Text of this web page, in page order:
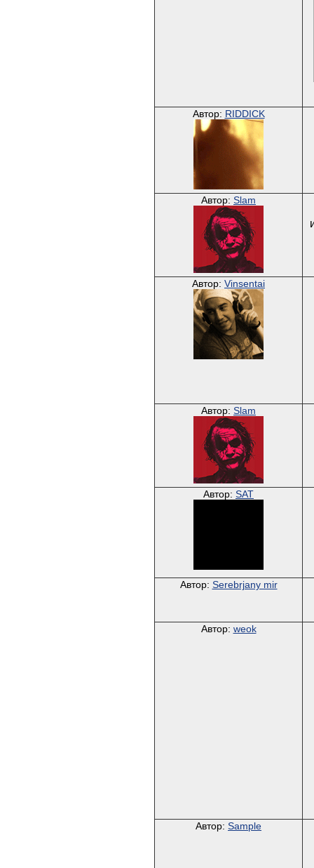
Автор: RIDDICK
Автор: Slam
Автор: Vinsentai
Автор: Slam
Автор: SAT
Автор: Serebrjany mir
Автор: weok
Автор: Sample